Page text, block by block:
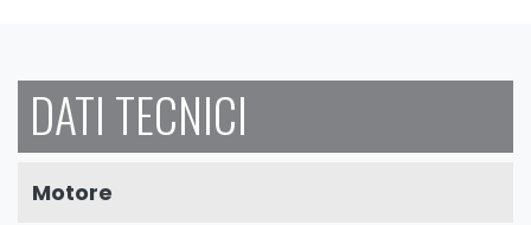
DATI TECNICI
Motore